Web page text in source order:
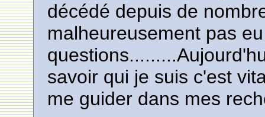
décédé depuis de
malheureusement pas
savoir qui je suis c'est
me guider dans mes